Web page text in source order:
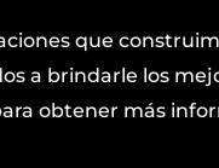
que
a brindarle los
obtener más